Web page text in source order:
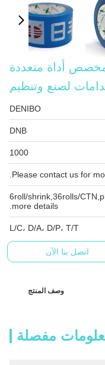
أداة متعددة
لصنع وتنظيم
DENIBO
DNB
1000
Please contact us for
6roll/shrink,36rolls/CTN,please contact us for
more details.
L/C، D/A، D/P، T/T
اتصل بنا الآن
وصف المنتج
مفصلة